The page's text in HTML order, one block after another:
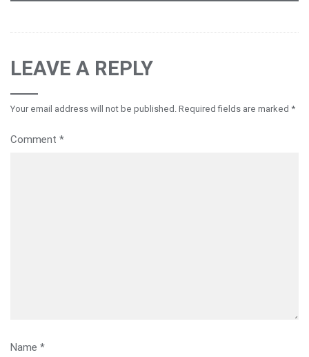
LEAVE A REPLY
Your email address will not be published. Required fields are marked *
Comment *
Name *